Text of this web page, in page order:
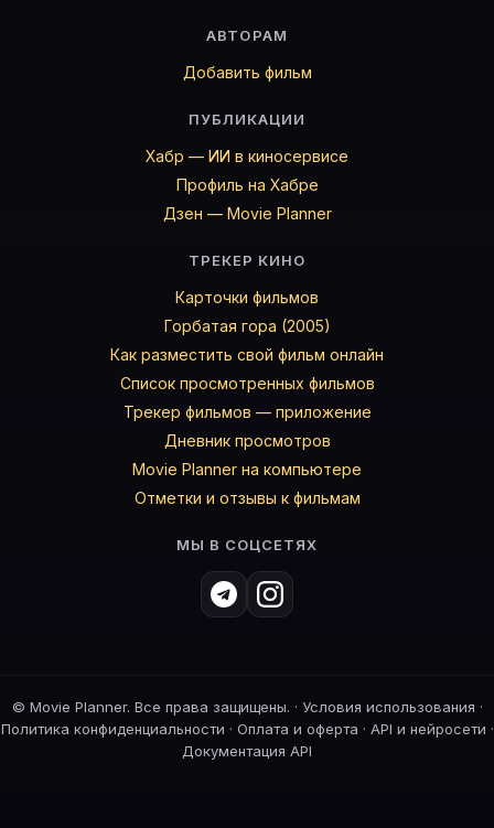
АВТОРАМ
Добавить фильм
ПУБЛИКАЦИИ
Хабр — ИИ в киносервисе
Профиль на Хабре
Дзен — Movie Planner
ТРЕКЕР КИНО
Карточки фильмов
Горбатая гора (2005)
Как разместить свой фильм онлайн
Список просмотренных фильмов
Трекер фильмов — приложение
Дневник просмотров
Movie Planner на компьютере
Отметки и отзывы к фильмам
МЫ В СОЦСЕТЯХ
© Movie Planner. Все права защищены. · Условия использования ·
Политика конфиденциальности · Оплата и оферта · API и нейросети ·
Документация API